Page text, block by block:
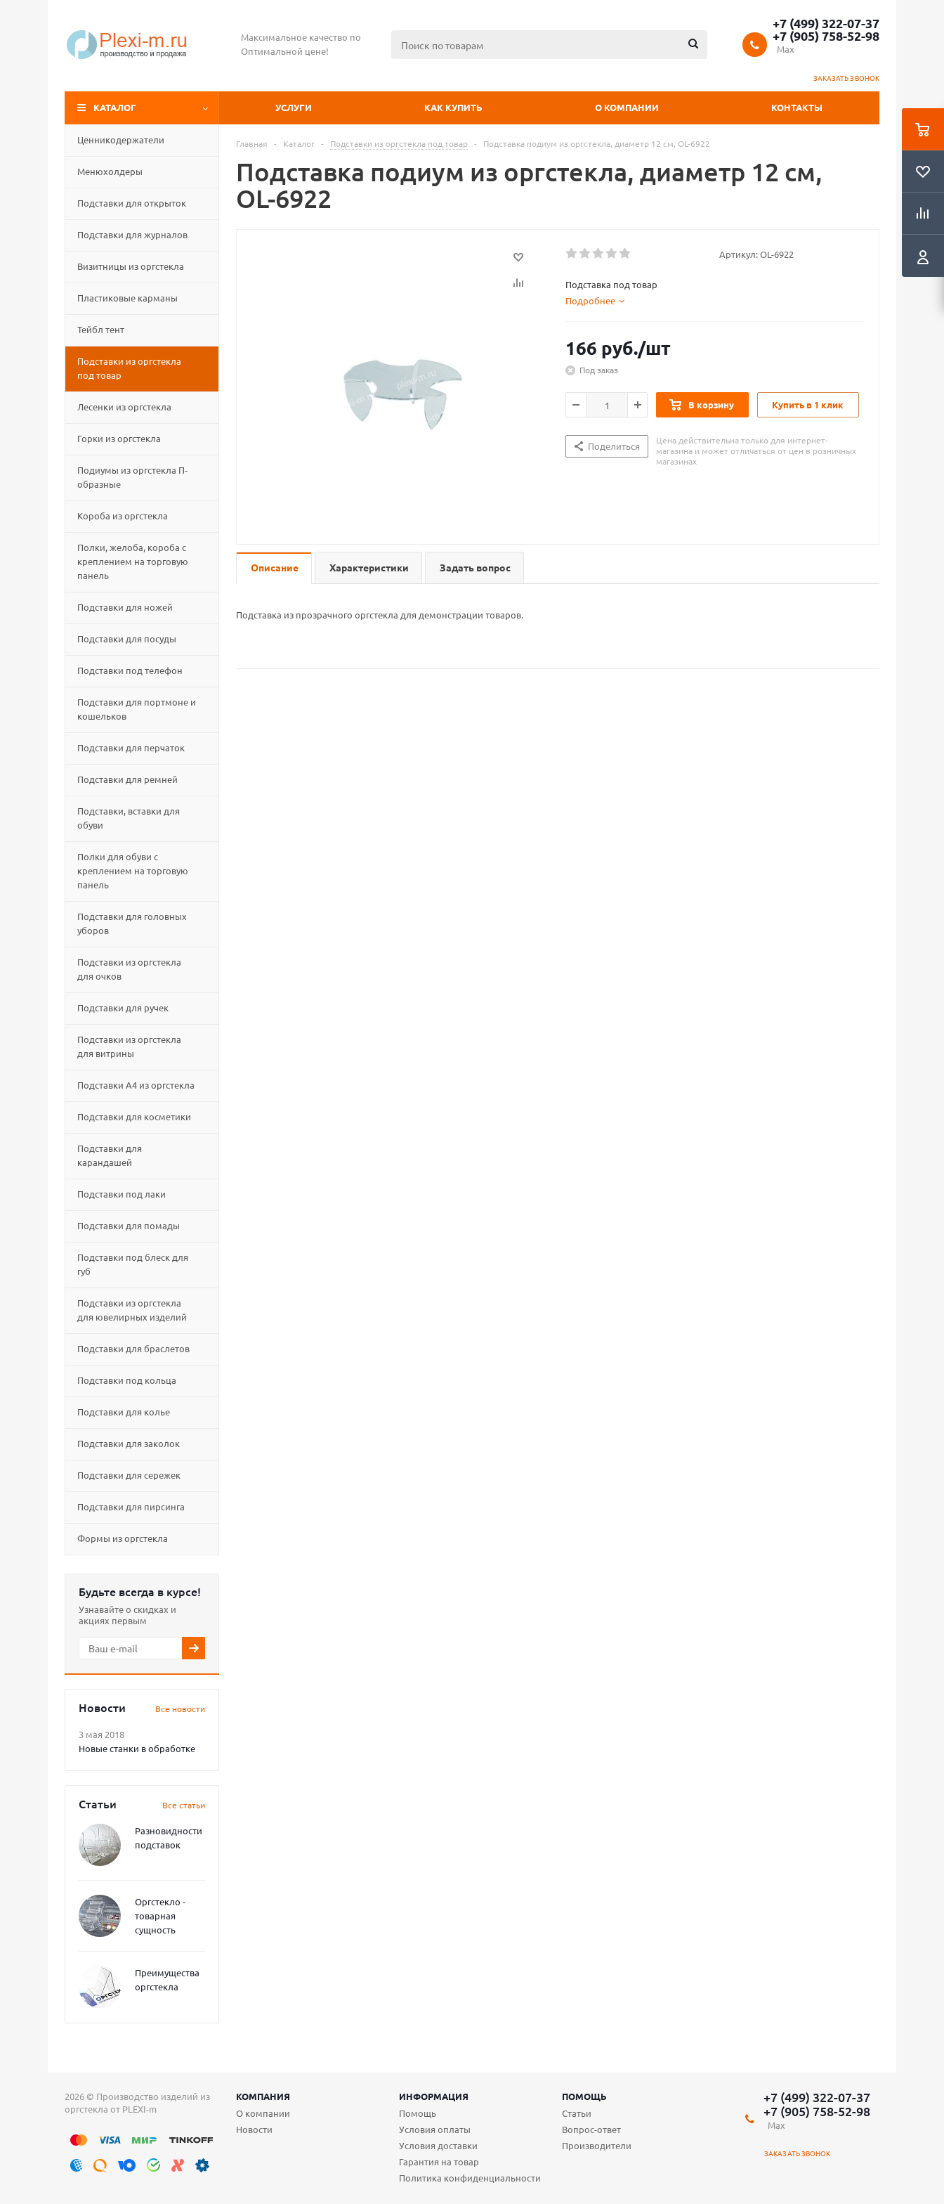
Максимальное качество по
Оптимальной цене!
+7 (499) 322-07-37
+7 (905) 758-52-98
Max
ЗАКАЗАТЬ ЗВОНОК
КАТАЛОГ УСЛУГИ КАК КУПИТЬ О КОМПАНИИ КОНТАКТЫ
Ценникодержатели
Менюхолдеры
Подставки для открыток
Подставки для журналов
Визитницы из оргстекла
Пластиковые карманы
Тейбл тент
Подставки из оргстекла
под товар
Лесенки из оргстекла
Горки из оргстекла
Подиумы из оргстекла П-
образные
Короба из оргстекла
Полки, желоба, короба с
креплением на торговую
панель
Подставки для ножей
Подставки для посуды
Подставки под телефон
Подставки для портмоне и
кошельков
Подставки для перчаток
Подставки для ремней
Подставки, вставки для
обуви
Полки для обуви с
креплением на торговую
панель
Подставки для головных
уборов
Подставки из оргстекла
для очков
Подставки для ручек
Подставки из оргстекла
для витрины
Подставки А4 из оргстекла
Подставки для косметики
Подставки для
карандашей
Подставки под лаки
Подставки для помады
Подставки под блеск для
губ
Подставки из оргстекла
для ювелирных изделий
Подставки для браслетов
Подставки под кольца
Подставки для колье
Подставки для заколок
Подставки для сережек
Подставки для пирсинга
Формы из оргстекла
Будьте всегда в курсе!
Узнавайте о скидках и
акциях первым
Новости Все новости
3 мая 2018
Новые станки в обработке
Статьи Все статьи
Разновидности
подставок
Оргстекло -
товарная
сущность
Преимущества
оргстекла
Главная - Каталог - Подставки из оргстекла под товар - Подставка подиум из оргстекла, диаметр 12 см, OL-6922
Подставка подиум из оргстекла, диаметр 12 см,
OL-6922
Артикул: OL-6922
Подставка под товар
Подробнее
166 руб./шт
Под заказ
В корзину Купить в 1 клик
Поделиться
Цена действительна только для интернет-
магазина и может отличаться от цен в розничных
магазинах
Описание Характеристики Задать вопрос
Подставка из прозрачного оргстекла для демонстрации товаров.
2026 © Производство изделий из
оргстекла от PLEXI-m
КОМПАНИЯ ИНФОРМАЦИЯ
ПОМОЩЬ
О компании
Новости
Помощь
Условия оплаты
Условия доставки
Гарантия на товар
Политика конфиденциальности
Статьи
Вопрос-ответ
Производители
+7 (499) 322-07-37
+7 (905) 758-52-98
Max
ЗАКАЗАТЬ ЗВОНОК